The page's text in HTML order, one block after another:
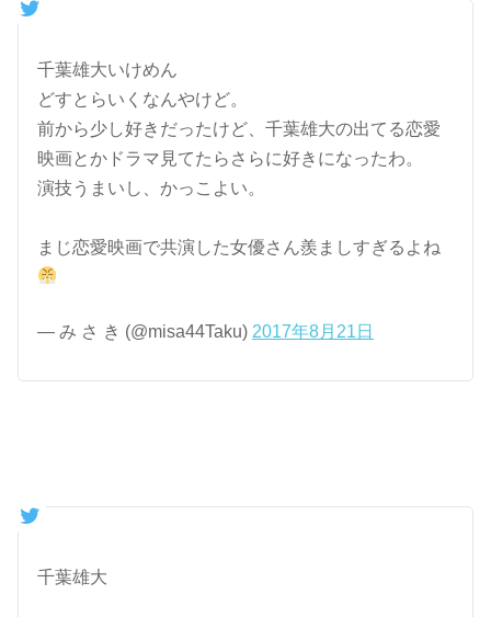
千葉雄大いけめん
どすとらいくなんやけど。
前から少し好きだったけど、千葉雄大の出てる恋愛
映画とかドラマ見てたらさらに好きになったわ。
演技うまいし、かっこよい。
まじ恋愛映画で共演した女優さん羨ましすぎるよね
— み さ き (@misa44Taku) 2017年8月21日
千葉雄大